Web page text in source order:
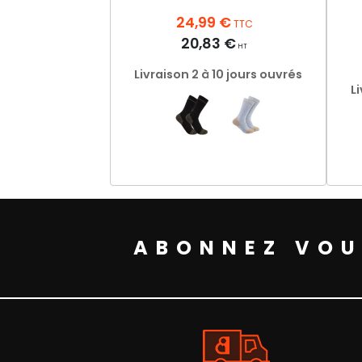
24,99 €TTC
20,83 € HT
Livraison 2 à 10 jours ouvrés
produit
a
Les
être
sur
la
ABONNEZ